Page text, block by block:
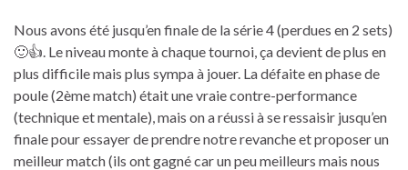
Nous avons été jusqu’en finale de la série 4 (perdues en 2 sets)
🙂👍. Le niveau monte à chaque tournoi, ça devient de plus en
plus difficile mais plus sympa à jouer. La défaite en phase de
poule (2ème match) était une vraie contre-performance
(technique et mentale), mais on a réussi à se ressaisir jusqu’en
finale pour essayer de prendre notre revanche et proposer un
meilleur match (ils ont gagné car un peu meilleurs mais nous